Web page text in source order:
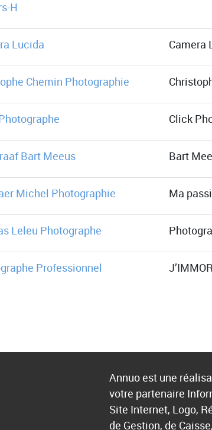
H
Lucida Camera
Chemin Photographie
Click
Bart Meeus Bart
Michel Photographie Ma
Leleu Photographe
Professionnel
Annuo est une
votre partenaire
Site Internet, Logo,
de Gestion, de